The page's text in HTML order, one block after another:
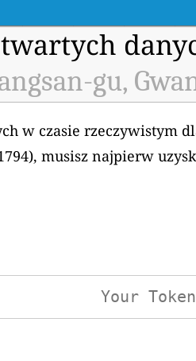
gu,
w czasie rzeczywistym
musisz najpierw